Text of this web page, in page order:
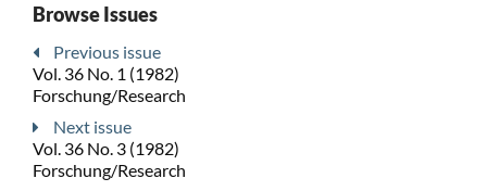
Browse Issues
Previous issue
Vol. 36 No. 1 (1982)
Forschung/Research
Next issue
Vol. 36 No. 3 (1982)
Forschung/Research